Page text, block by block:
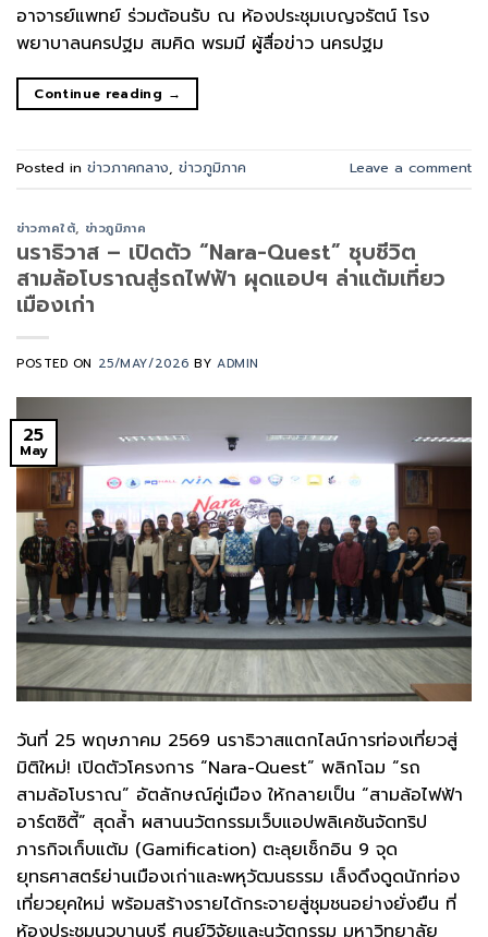
อาจารย์แพทย์ ร่วมต้อนรับ ณ ห้องประชุมเบญจรัตน์ โรง
พยาบาลนครปฐม สมคิด พรมมี ผู้สื่อข่าว นครปฐม
Continue reading →
Posted in ข่าวภาคกลาง, ข่าวภูมิภาค Leave a comment
ข่าวภาคใต้, ข่าวภูมิภาค
นราธิวาส – เปิดตัว “Nara-Quest” ชุบชีวิต
สามล้อโบราณสู่รถไฟฟ้า ผุดแอปฯ ล่าแต้มเที่ยว
เมืองเก่า
POSTED ON 25/MAY/2026 BYADMIN
25
May
วันที่ 25 พฤษภาคม 2569 นราธิวาสแตกไลน์การท่องเที่ยวสู่
มิติใหม่! เปิดตัวโครงการ “Nara-Quest” พลิกโฉม “รถ
สามล้อโบราณ” อัตลักษณ์คู่เมือง ให้กลายเป็น “สามล้อไฟฟ้า
อาร์ตซิตี้” สุดล้ำ ผสานนวัตกรรมเว็บแอปพลิเคชันจัดทริป
ภารกิจเก็บแต้ม (Gamification) ตะลุยเช็กอิน 9 จุด
ยุทธศาสตร์ย่านเมืองเก่าและพหุวัฒนธรรม เล็งดึงดูดนักท่อง
เที่ยวยุคใหม่ พร้อมสร้างรายได้กระจายสู่ชุมชนอย่างยั่งยืน ที่
ห้องประชุมนวบานบุรี ศูนย์วิจัยและนวัตกรรม มหาวิทยาลัย